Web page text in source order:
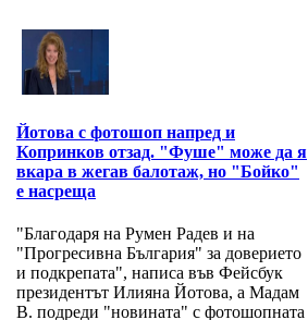
Йотова с фотошоп напред и
Копринков отзад. "Фуше" може да я
вкара в жегав балотаж, но "Бойко"
е насреща
"Благодаря на Румен Радев и на
"Прогресивна България" за доверието
и подкрепата", написа във Фейсбук
президентът Илияна Йотова, а Мадам
В. подреди "новината" с фотошопната